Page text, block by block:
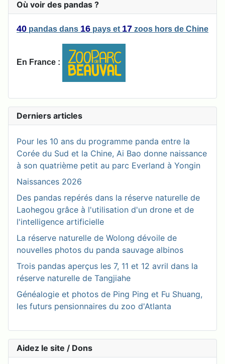
Où voir des pandas ?
40 pandas dans 16 pays et 17 zoos hors de Chine
En France :
Derniers articles
Pour les 10 ans du programme panda entre la
Corée du Sud et la Chine, Ai Bao donne naissance
à son quatrième petit au parc Everland à Yongin
Naissances 2026
Des pandas repérés dans la réserve naturelle de
Laohegou grâce à l'utilisation d'un drone et de
l'intelligence artificielle
La réserve naturelle de Wolong dévoile de
nouvelles photos du panda sauvage albinos
Trois pandas aperçus les 7, 11 et 12 avril dans la
réserve naturelle de Tangjiahe
Généalogie et photos de Ping Ping et Fu Shuang,
les futurs pensionnaires du zoo d'Atlanta
Aidez le site / Dons